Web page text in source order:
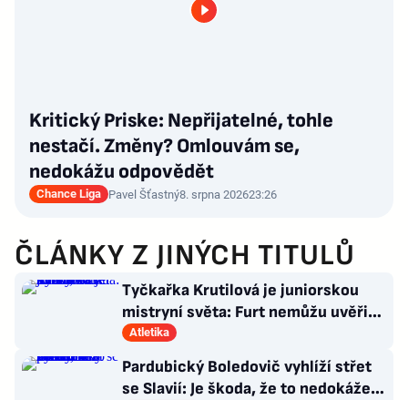
Kritický Priske: Nepřijatelné, tohle
nestačí. Změny? Omlouvám se,
nedokážu odpovědět
Chance Liga Pavel Šťastný8. srpna 202623:26
ČLÁNKY Z JINÝCH TITULŮ
Tyčkařka Krutilová je juniorskou
mistryní světa: Furt nemůžu uvěřit,
co se stalo!
Atletika
Pardubický Boledovič vyhlíží střet
se Slavií: Je škoda, že to nedokáže